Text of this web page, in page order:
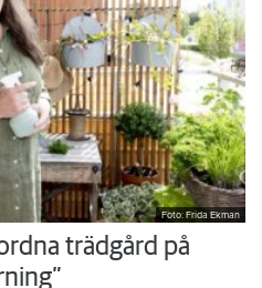
Foto: Frida Ekman
trädgård på